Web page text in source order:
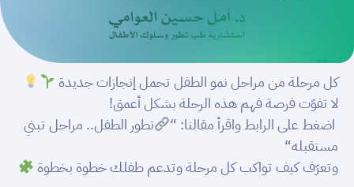
كل مرحلة من مراحل نمو الطفل تحمل إنجازات جديدة
لا تفوّت فرصة فهم هذه الرحلة بشكل أعمق!
اضغط على الرابط واقرأ مقالنا: “
تطور الطفل.. مراحل تبني
مستقبله“
وتعرّف كيف تواكب كل مرحلة وتدعم طفلك خطوة بخطوة